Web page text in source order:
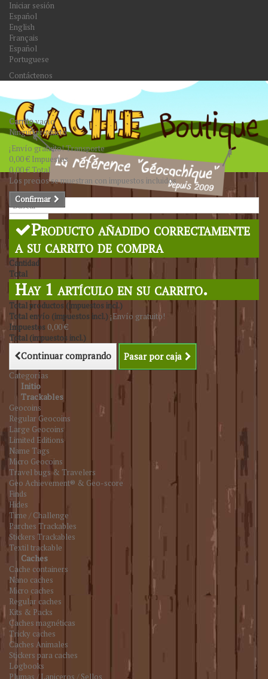
Iniciar sesión
Español
English
Français
Español
Portuguese
Contáctenos
Buscar
Carritovacío
Ningún producto
¡Envío gratuito!Transporte
0,00 € Impuestos
0,00 €Total
Los precios se muestran con impuestos incluidos
Confirmar
Producto añadido correctamente
a su carrito de compra
Cantidad
Total
Hay 1 artículo en su carrito.
Total productos (impuestos incl.)
Total envío (impuestos incl.) ¡Envío gratuito!
Impuestos 0,00 €
Total (impuestos incl.)
Continuar comprando Pasar por caja
Categorías
Initio
Trackables
Geocoins
Regular Geocoins
Large Geocoins
Limited Editions
Name Tags
Micro Geocoins
Travel bugs & Travelers
Geo Achievement® & Geo-score
Finds
Hides
Time / Challenge
Parches Trackables
Stickers Trackables
Textil trackable
Caches
Cache containers
Nano caches
Micro caches
Regular caches
Kits & Packs
Caches magnéticas
Tricky caches
Caches Animales
Stickers para caches
Logbooks
Plumas / Lapiceros / Sellos